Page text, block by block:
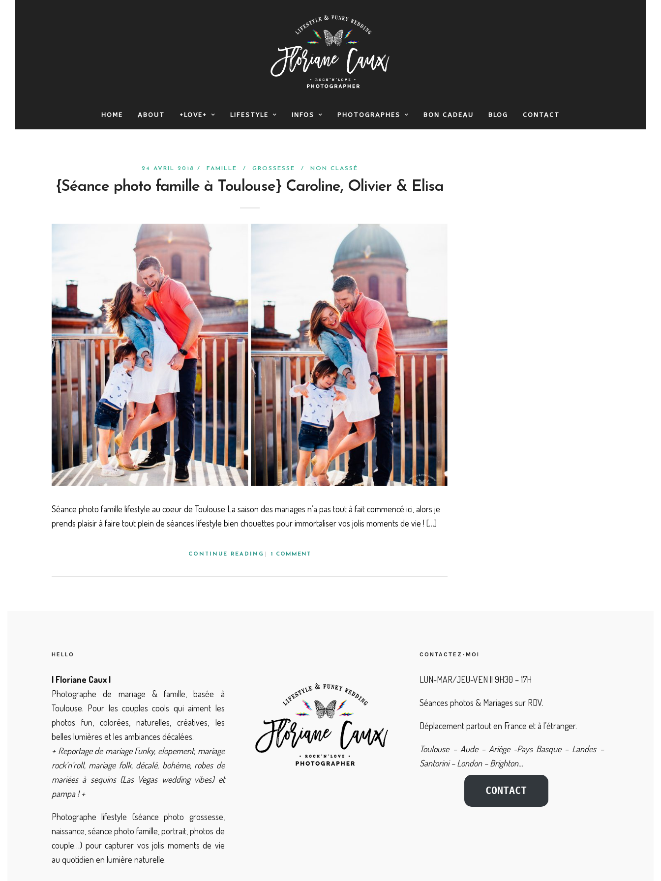
HOME ABOUT +LOVE+ LIFESTYLE INFOS PHOTOGRAPHES BON CADEAU BLOG CONTACT
24 AVRIL 2018 / FAMILLE / GROSSESSE / NON CLASSÉ
{Séance photo famille à Toulouse} Caroline, Olivier & Elisa
Séance photo famille lifestyle au coeur de Toulouse La saison des mariages n’a pas tout à fait commencé ici, alors je
prends plaisir à faire tout plein de séances lifestyle bien chouettes pour immortaliser vos jolis moments de vie ! […]
CONTINUE READING 1 COMMENT
HELLO
| Floriane Caux |
Photographe de mariage & famille, basée à
Toulouse. Pour les couples cools qui aiment les
photos fun, colorées, naturelles, créatives, les
belles lumières et les ambiances décalées.
+ Reportage de mariage Funky, elopement, mariage
rock’n’roll, mariage folk, décalé, bohème, robes de
mariées à sequins (Las Vegas wedding vibes) et
pampa ! +
Photographe lifestyle (séance photo grossesse,
naissance, séance photo famille, portrait, photos de
couple…) pour capturer vos jolis moments de vie
au quotidien en lumière naturelle.
CONTACTEZ-MOI
LUN-MAR/JEU-VEN || 9H30 – 17H
Séances photos & Mariages sur RDV.
Déplacement partout en France et à l’étranger.
Toulouse – Aude – Ariège -Pays Basque – Landes –
Santorini – London – Brighton…
CONTACT